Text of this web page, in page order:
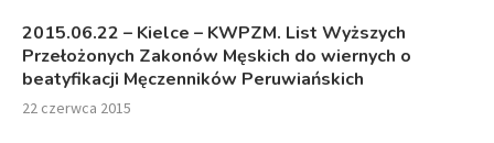
2015.06.22 – Kielce – KWPZM. List Wyższych
Przełożonych Zakonów Męskich do wiernych o
beatyfikacji Męczenników Peruwiańskich
22 czerwca 2015